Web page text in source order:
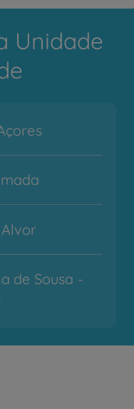
Unidade
de Sousa -